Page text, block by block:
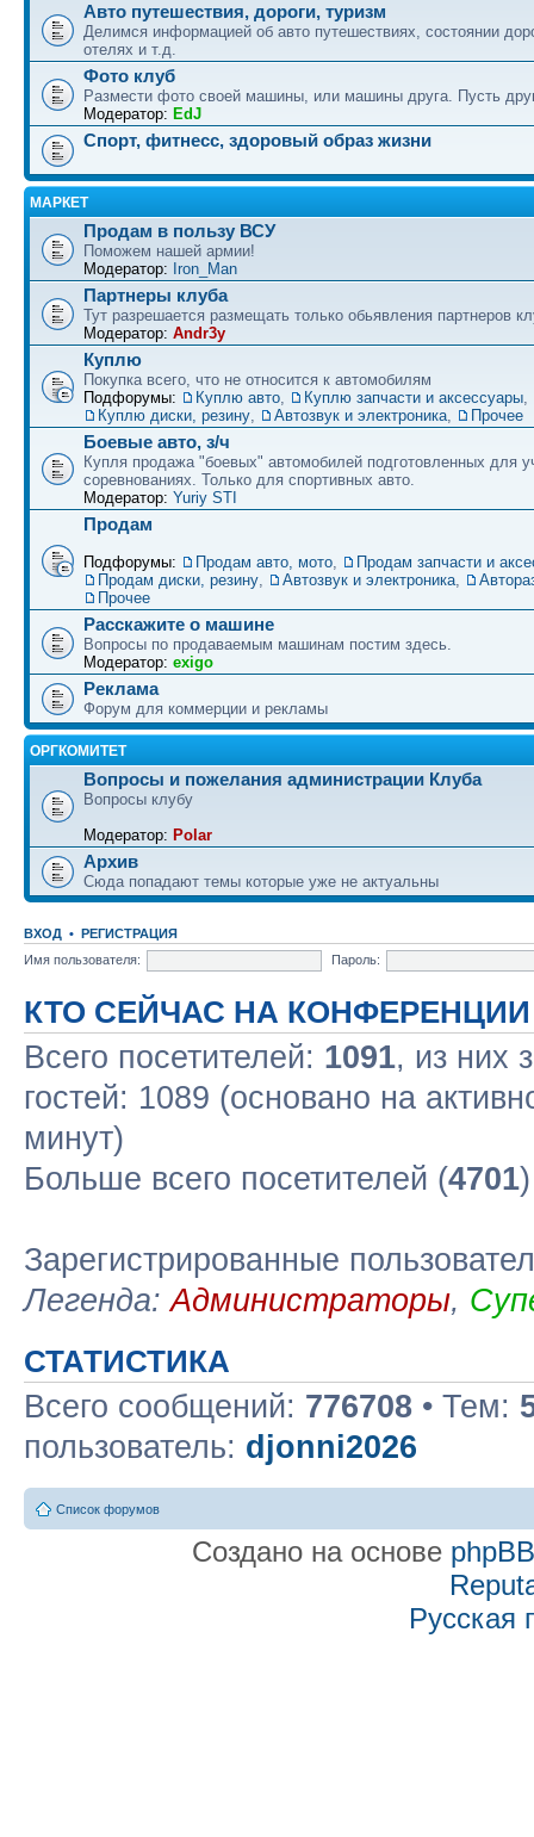
Авто путешествия, дороги, туризм
Делимся информацией об авто путешествиях, состоянии
отелях и т.д.
Фото клуб
Размести фото своей машины, или машины друга. Пусть
Модератор: EdJ
Спорт, фитнесс, здоровый образ жизни
МАРКЕТ
Продам в пользу ВСУ
Поможем нашей армии!
Модератор: Iron_Man
Партнеры клуба
Тут разрешается размещать только обьявления партнеров
Модератор: Andr3y
Куплю
Покупка всего, что не относится к автомобилям
Подфорумы:
Куплю авто, Куплю запчасти и аксессуары,
Куплю диски, резину, Автозвук и электроника, Прочее
Боевые авто, з/ч
Купля продажа "боевых" автомобилей подготовленных для
соревнованиях. Только для спортивных авто.
Модератор: Yuriy STI
Продам
Подфорумы: Продам авто, мото,
Продам запчасти и
Продам диски, резину, Автозвук и электроника,
Прочее
Расскажите о машине
Вопросы по продаваемым машинам постим здесь.
Модератор: exigo
Реклама
Форум для коммерции и рекламы
ОРГКОМИТЕТ
Вопросы и пожелания администрации Клуба
Вопросы клубу
Модератор: Polar
Архив
Сюда попадают темы которые уже не актуальны
ВХОД • РЕГИСТРАЦИЯ
Имя пользователя:
Пароль:
КТО СЕЙЧАС НА КОНФЕРЕНЦИИ
Всего посетителей: 1091, из них
гостей: 1089 (основано на
минут)
Больше всего посетителей (4701
Зарегистрированные
Легенда:Администраторы,
СТАТИСТИКА
Всего сообщений: 776708 • Тем:
пользователь: djonni2026
Список форумов
Создано на основе phpBB
Русская